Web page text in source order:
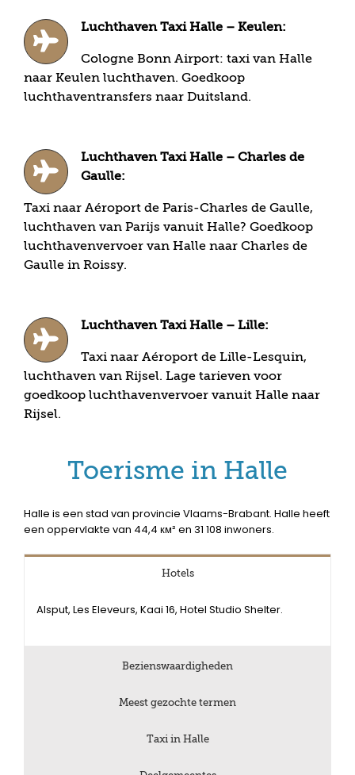
Luchthaven Taxi Halle – Keulen:
Cologne Bonn Airport: taxi van Halle
naar Keulen luchthaven. Goedkoop
luchthaventransfers naar Duitsland.
Luchthaven Taxi Halle – Charles de
Gaulle:
Taxi naar Aéroport de Paris-Charles de Gaulle,
luchthaven van Parijs vanuit Halle? Goedkoop
luchthavenvervoer van Halle naar Charles de
Gaulle in Roissy.
Luchthaven Taxi Halle – Lille:
Taxi naar Aéroport de Lille-Lesquin,
luchthaven van Rijsel. Lage tarieven voor
goedkoop luchthavenvervoer vanuit Halle naar
Rijsel.
Toerisme in Halle
Halle is een stad van provincie Vlaams-Brabant. Halle heeft
een oppervlakte van 44,4 км² en 31 108 inwoners.
Hotels
Alsput, Les Eleveurs, Kaai 16, Hotel Studio Shelter.
Bezienswaardigheden
Meest gezochte termen
Taxi in Halle